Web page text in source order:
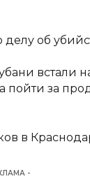
об
встали
за
в
-